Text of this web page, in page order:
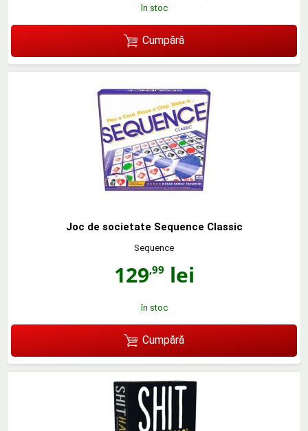
în stoc
Cumpără
Joc de societate Sequence Classic
Sequence
129,99 lei
în stoc
Cumpără